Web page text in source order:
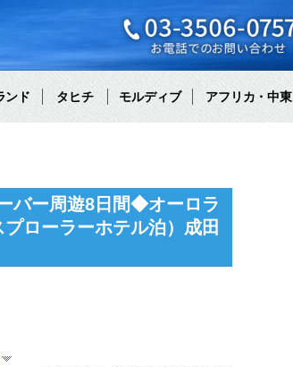
ンド タヒチ モルディブ アフリカ・中東
バー周遊8日間◆オーロラ
ローラーホテル泊）成田